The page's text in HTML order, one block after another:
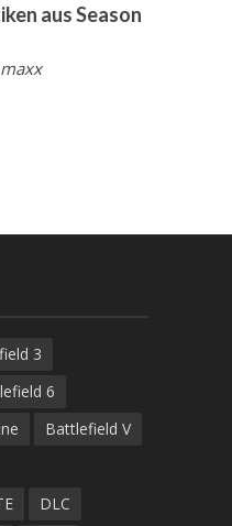
aus Season
maxx
3
6
Battlefield V
DLC